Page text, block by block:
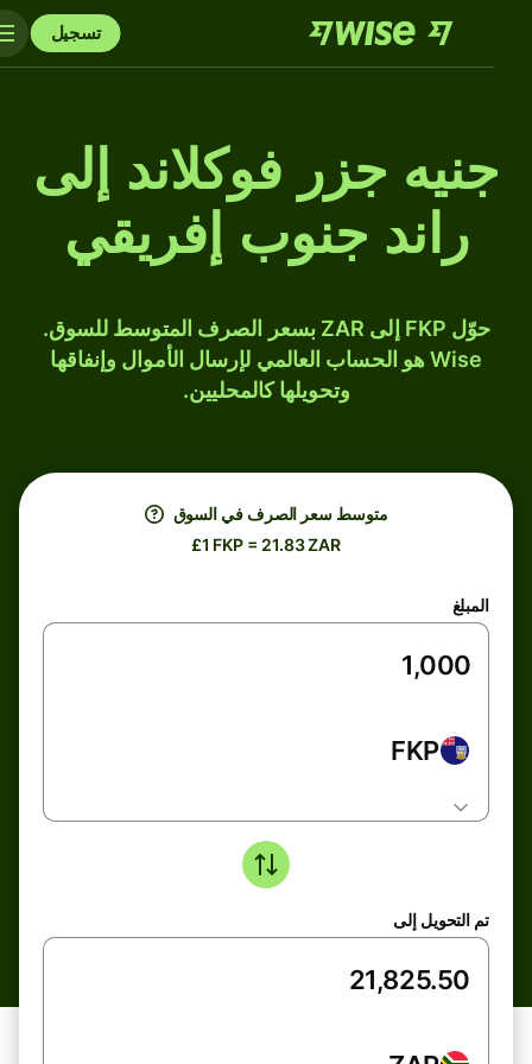
تسجيل
جنيه جزر فوكلاند إلى
راند جنوب إفريقي
حوّل FKP إلى ZAR بسعر الصرف المتوسط للسوق.
Wise هو الحساب العالمي لإرسال الأموال وإنفاقها
وتحويلها كالمحليين.
متوسط ​​سعر الصرف في السوق
£1 FKP = 21.83 ZAR
المبلغ
FKP
تم التحويل إلى